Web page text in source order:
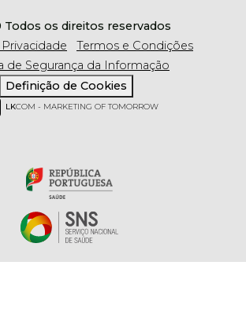
Todos os direitos reservados
Termos e Condições
de Segurança da Informação
Definição de Cookies
LKCOM - MARKETING OF TOMORROW